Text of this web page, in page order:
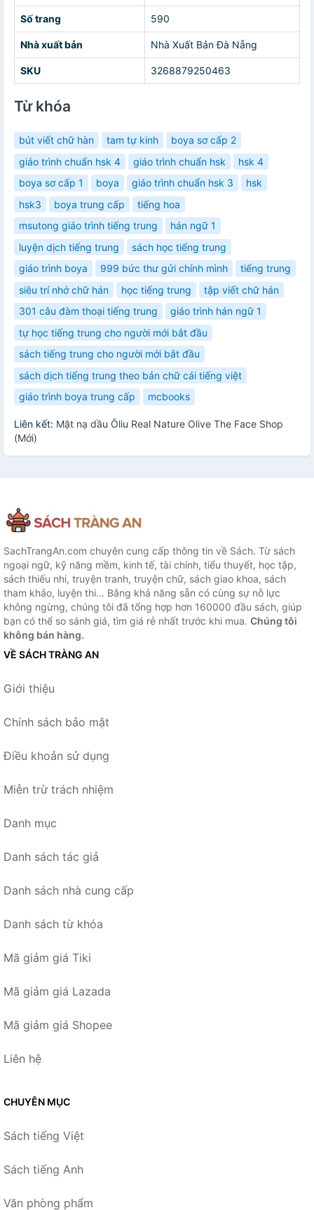
Số trang 590
Nhà xuất bản Nhà Xuất Bản Đà Nẵng
SKU 3268879250463
Từ khóa
bút viết chữ hàn tam tự kinh
boya sơ cấp 2
giáo trình chuẩn hsk 4
giáo trình chuẩn hsk
hsk 4
boya sơ cấp 1
boya giáo trình chuẩn hsk 3
hsk
hsk3
boya trung cấp
tiếng hoa
msutong giáo trình tiếng trung
hán ngữ 1
luyện dịch tiếng trung
sách học tiếng trung
giáo trình boya
999 bức thư gửi chính mình
tiếng trung
siêu trí nhớ chữ hán
học tiếng trung
tập viết chữ hán
301 câu đàm thoại tiếng trung
giáo trình hán ngữ 1
tự học tiếng trung cho người mới bắt đầu
sách tiếng trung cho người mới bắt đầu
sách dịch tiếng trung theo bản chữ cái tiếng việt
giáo trình boya trung cấp
mcbooks
Liên kết: Mặt nạ dầu Ôliu Real Nature Olive The Face Shop
(Mới)
SachTrangAn.com chuyên cung cấp thông tin về Sách. Từ sách
ngoại ngữ, kỹ năng mềm, kinh tế, tài chính, tiểu thuyết, học tập,
sách thiếu nhi, truyện tranh, truyện chữ, sách giao khoa, sách
tham khảo, luyện thi... Bằng khả năng sẵn có cùng sự nỗ lực
không ngừng, chúng tôi đã tổng hợp hơn 160000 đầu sách, giúp
bạn có thể so sánh giá, tìm giá rẻ nhất trước khi mua. Chúng tôi
không bán hàng.
VỀ SÁCH TRÀNG AN
Giới thiệu
Chính sách bảo mật
Điều khoản sử dụng
Miễn trừ trách nhiệm
Danh mục
Danh sách tác giả
Danh sách nhà cung cấp
Danh sách từ khóa
Mã giảm giá Tiki
Mã giảm giá Lazada
Mã giảm giá Shopee
Liên hệ
CHUYÊN MỤC
Sách tiếng Việt
Sách tiếng Anh
Văn phòng phẩm